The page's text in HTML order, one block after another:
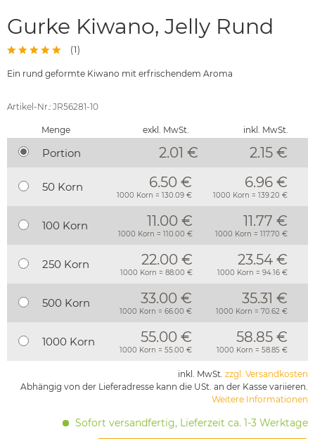
Gurke Kiwano, Jelly Rund
(1)
Ein rund geformte Kiwano mit erfrischendem Aroma
Artikel-Nr.: JR56281-10
Menge exkl. MwSt. inkl. MwSt.
Portion 2.01 € 2.15 €
50 Korn 6.50 €
1000 Korn = 130.09 €
6.96 €
1000 Korn = 139.20 €
100 Korn 11.00 €
1000 Korn = 110.00 €
11.77 €
1000 Korn = 117.70 €
250 Korn 22.00 €
1000 Korn = 88.00 €
23.54 €
1000 Korn = 94.16 €
500 Korn 33.00 €
1000 Korn = 66.00 €
35.31 €
1000 Korn = 70.62 €
1000 Korn 55.00 €
1000 Korn = 55.00 €
58.85 €
1000 Korn = 58.85 €
inkl. MwSt. zzgl. Versandkosten
Abhängig von der Lieferadresse kann die USt. an der Kasse variieren.
Weitere Informationen
Sofort versandfertig, Lieferzeit ca. 1-3 Werktage